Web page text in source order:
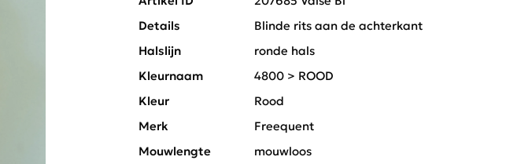
Details
Blinde rits aan de achterkant
Halslijn
ronde hals
Kleurnaam
4800 > ROOD
Kleur
Rood
Merk
Freequent
Mouwlengte
mouwloos